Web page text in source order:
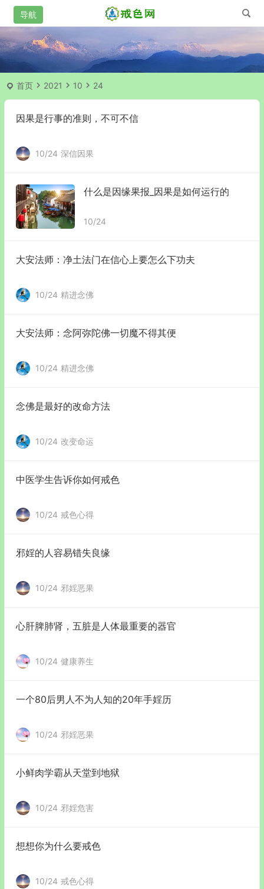
首页 2021 10 24
因果是行事的准则，不可不信
10/24 深信因果
什么是因缘果报_因果是如何运行的
10/24
大安法师：净土法门在信心上要怎么下功夫
10/24 精进念佛
大安法师：念阿弥陀佛一切魔不得其便
10/24 精进念佛
念佛是最好的改命方法
10/24 改变命运
中医学生告诉你如何戒色
10/24 戒色心得
邪婬的人容易错失良缘
10/24 邪婬恶果
心肝脾肺肾，五脏是人体最重要的器官
10/24 健康养生
一个80后男人不为人知的20年手婬历
10/24 邪婬恶果
小鲜肉学霸从天堂到地狱
10/24 邪婬危害
想想你为什么要戒色
10/24 戒色心得